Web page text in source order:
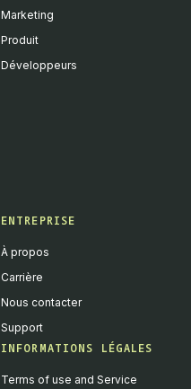
Marketing
Produit
Développeurs
ENTREPRISE
À propos
Carrière
Nous contacter
Support
INFORMATIONS LÉGALES
Terms of use and Service